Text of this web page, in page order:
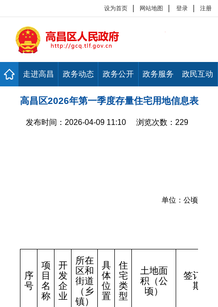
设为首页 网站地图 登录 注册
走进高昌 政务动态 政务公开 政务服务 政民互动
高昌区2026年第一季度存量住宅用地信息表
发布时间： 2026-04-09 11:10 浏览次数： 229
单位：公顷
序
号
项
目
名
称
开
发
企
业
所在
区和
街道
（乡
镇）
具
体
位
置
住
宅
类
型
土地面
积（公
顷）
签订日
期